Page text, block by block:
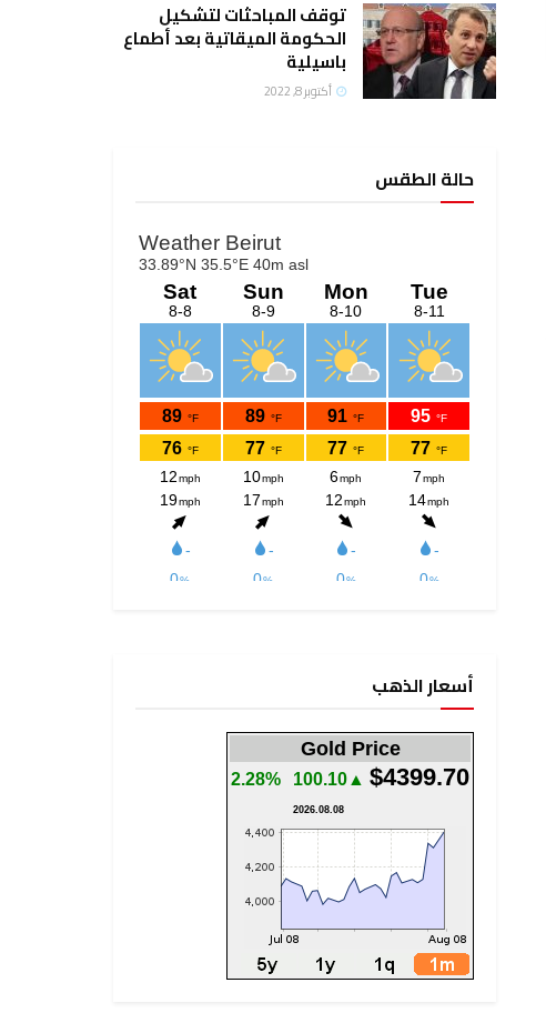
توقف المباحثات لتشكيل
الحكومة الميقاتية بعد أطماع
باسيلية
أكتوبر 8, 2022
حالة الطقس
أسعار الذهب
Gold Price
$4399.70
▲100.10
2.28%
2026.08.08